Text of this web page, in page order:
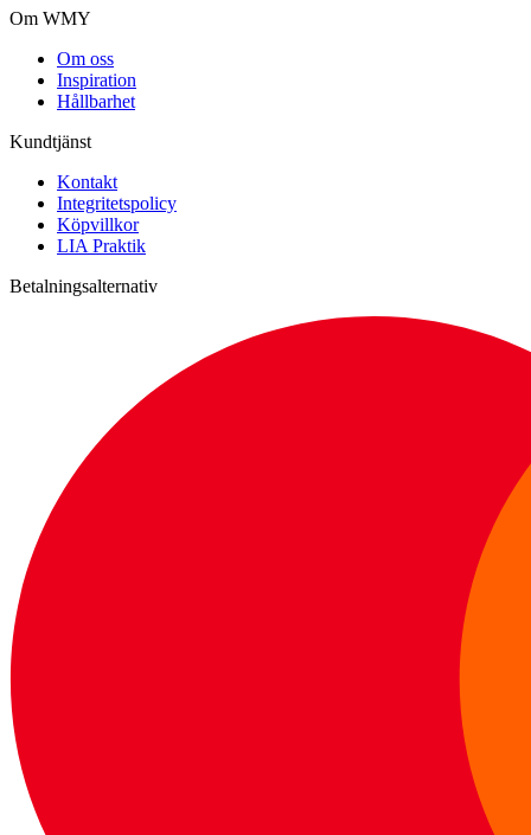
Om WMY
Om oss
Inspiration
Hållbarhet
Kundtjänst
Kontakt
Integritetspolicy
Köpvillkor
LIA Praktik
Betalningsalternativ